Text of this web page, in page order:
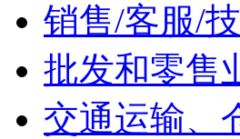
销售/客服/
批发和零售
交通运输、